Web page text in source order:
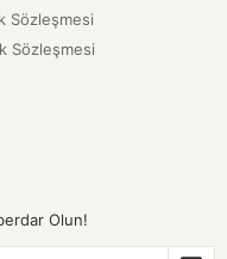
Sözleşmesi
Sözleşmesi
Olun!